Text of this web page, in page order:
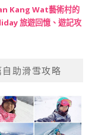
Kang Wat藝術村的
旅遊回憶、遊記攻
自助滑雪攻略